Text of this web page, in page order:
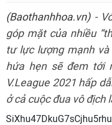
(Baothanhhoa.vn)-
góp mặt của nhiều
tư lực lượng mạnh
hứa hẹn sẽ đem tới
V.League 2021 hấp
ở cả cuộc đua vô địch